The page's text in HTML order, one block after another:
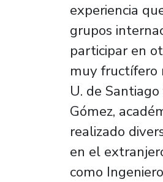
experiencia
grupos
participar en
muy fructífero
U. de
Gómez,
realizado
en el
como